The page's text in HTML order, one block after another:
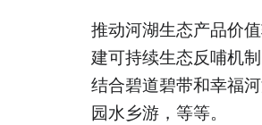
推动河湖生态产品价
建可持续生态反哺机
结合碧道碧带和幸福
园水乡游，等等。